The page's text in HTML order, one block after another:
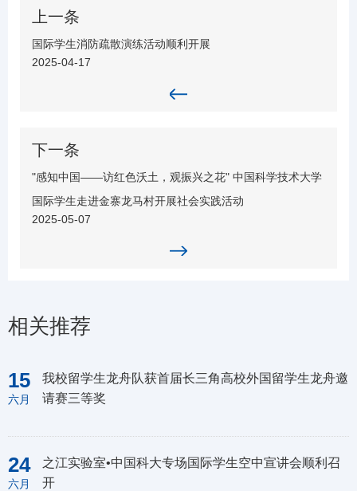
上一条
国际学生消防疏散演练活动顺利开展
2025-04-17
下一条
"感知中国——访红色沃土，观振兴之花" 中国科学技术大学
国际学生走进金寨龙马村开展社会实践活动
2025-05-07
相关推荐
15
六月
我校留学生龙舟队获首届长三角高校外国留学生龙舟邀
请赛三等奖
24
六月
之江实验室•中国科大专场国际学生空中宣讲会顺利召
开